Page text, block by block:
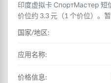
印度虚拟卡 СпортМастер 短
价位约 3.3 元（1 个价位）。
国家/地区:
应用名称:
价格信息: